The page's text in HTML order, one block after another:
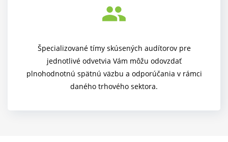
group
Špecializované tímy skúsených audítorov pre
jednotlivé odvetvia Vám môžu odovzdať
plnohodnotnú spätnú väzbu a odporúčania v rámci
daného trhového sektora.